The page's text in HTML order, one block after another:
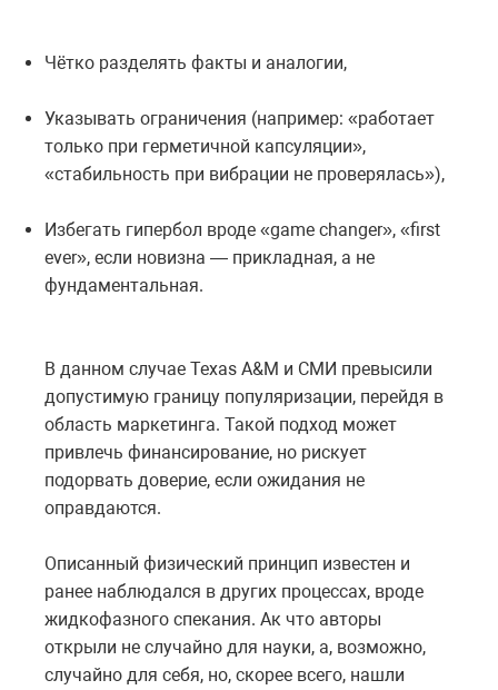
Чётко разделять факты и аналогии,
Указывать ограничения (например: «работает
только при герметичной капсуляции»,
«стабильность при вибрации не проверялась»),
Избегать гипербол вроде «game changer», «first
ever», если новизна — прикладная, а не
фундаментальная.
В данном случае Texas A&M и СМИ превысили
допустимую границу популяризации, перейдя в
область маркетинга. Такой подход может
привлечь финансирование, но рискует
подорвать доверие, если ожидания не
оправдаются.
Описанный физический принцип известен и
ранее наблюдался в других процессах, вроде
жидкофазного спекания. Ак что авторы
открыли не случайно для науки, а, возможно,
случайно для себя, но, скорее всего, нашли